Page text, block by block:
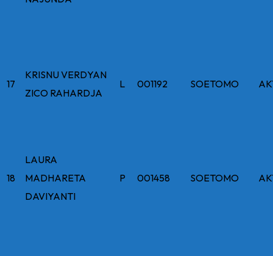
17
KRISNU VERDYAN
ZICO RAHARDJA
L 001192 SOETOMO
18
LAURA
MADHARETA
DAVIYANTI
P 001458 SOETOMO